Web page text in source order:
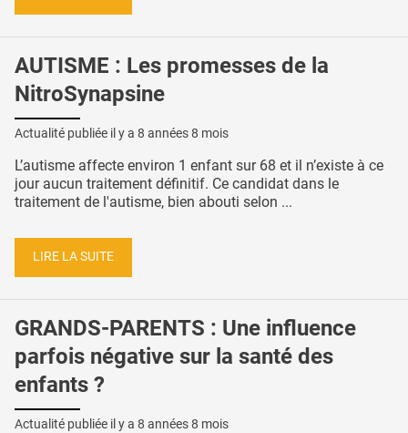
AUTISME : Les promesses de la
NitroSynapsine
Actualité publiée il y a 8 années 8 mois
L’autisme affecte environ 1 enfant sur 68 et il n’existe à ce
jour aucun traitement définitif. Ce candidat dans le
traitement de l'autisme, bien abouti selon ...
LIRE LA SUITE
GRANDS-PARENTS : Une influence
parfois négative sur la santé des
enfants ?
Actualité publiée il y a 8 années 8 mois